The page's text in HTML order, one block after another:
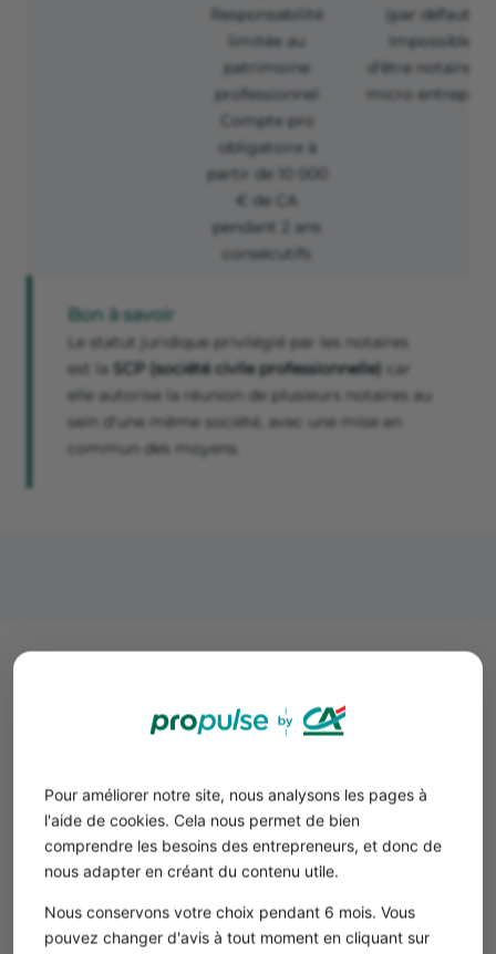
Pour améliorer notre site, nous analysons les pages à
l'aide de cookies. Cela nous permet de bien
comprendre les besoins des entrepreneurs, et donc de
nous adapter en créant du contenu utile.
Nous conservons votre choix pendant 6 mois. Vous
pouvez changer d'avis à tout moment en cliquant sur
Responsabilité
limitée au
patrimoine
professionnel
Compte pro
obligatoire à
partir de 10 000
€ de CA
pendant 2 ans
consécutifs
(par défaut)
Impossible
d’être notaire en
micro entreprise
Bon à savoir
Le statut juridique privilégié par les notaires
est la SCP (société civile professionnelle)
car
elle autorise la réunion de plusieurs notaires au
sein d'une même société, avec une mise en
commun des moyens.
démarches de création
d'entreprise pour un office
Les démarches de création d’entreprise et
d’immatriculation pour les notaires
s’effectuent vie leGuichet unique de l’INPI.
Accéder au site : Connectez-vous au portail du Guichet